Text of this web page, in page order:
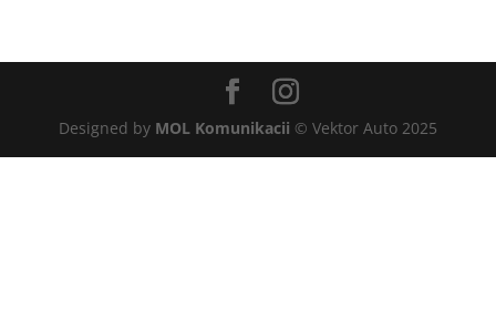
Designed by MOL Komunikacii © Vektor Auto 2025